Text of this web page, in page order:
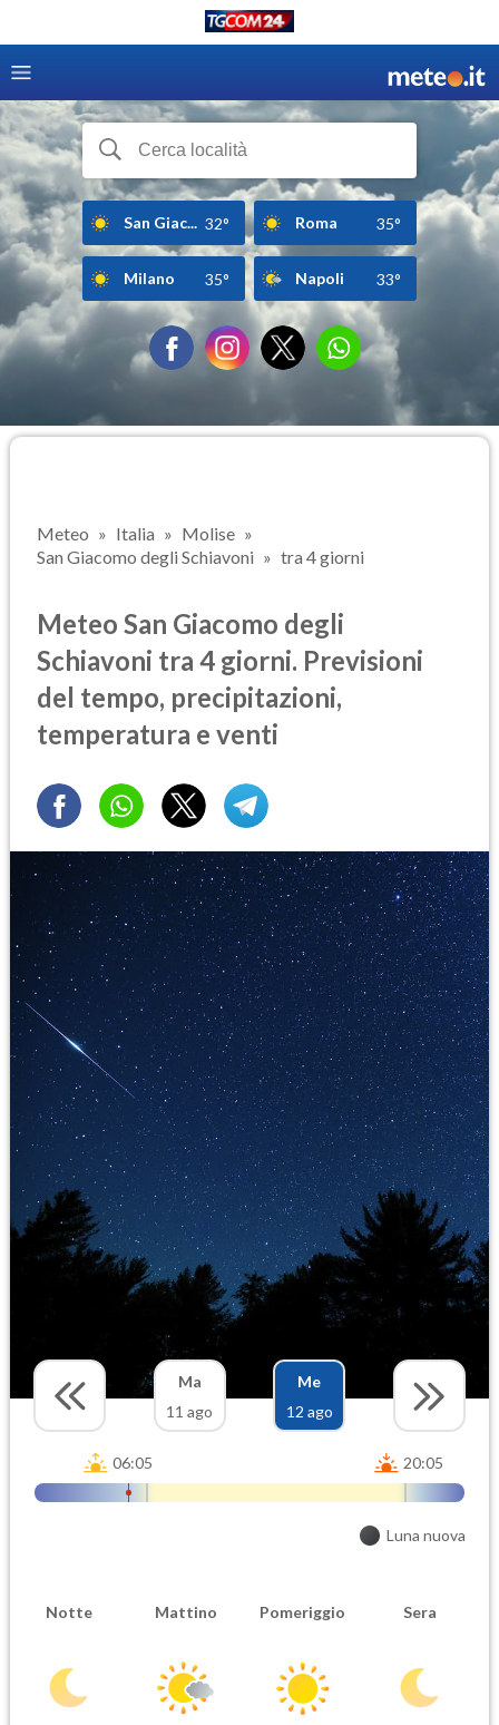
San Giac... 32° Roma 35°
Milano 35° Napoli 33°
Meteo Italia
Molise
San Giacomo degli Schiavoni
tra 4 giorni
Meteo San Giacomo degli
Schiavoni tra 4 giorni. Previsioni
del tempo, precipitazioni,
temperatura e venti
Ma
11 ago
Me
12 ago
06:05 20:05
Luna nuova
Notte Mattino Pomeriggio Sera